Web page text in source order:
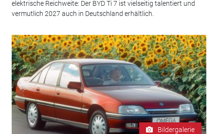
elektrische Reichweite: Der BYD Ti 7 ist vielseitig talentiert und
vermutlich 2027 auch in Deutschland erhältlich.
Bildergalerie